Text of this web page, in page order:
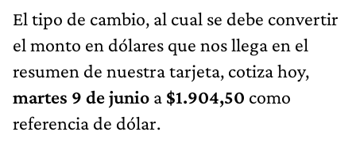
El tipo de cambio, al cual se debe convertir
el monto en dólares que nos llega en el
resumen de nuestra tarjeta, cotiza hoy,
martes 9 de junio a $1.904,50 como
referencia de dólar.